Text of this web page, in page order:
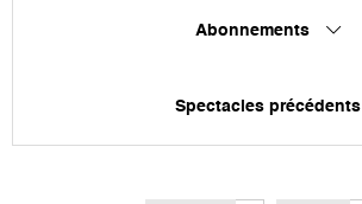
Abonnements
Spectacles précédents